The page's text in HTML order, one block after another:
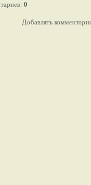
: 0
Добавлять